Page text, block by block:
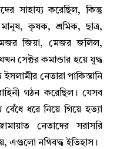
সাহায্য করেছিল, কিন্তু
মানুষ, কৃষক, শ্রমিক, ছাত্র,
জিয়া, মেজর জলিল,
সেক্টর কমান্ডার হয়ে যুদ্ধ
নেতারা পাকিস্তানি
গঠন করেছিল। যেসব
বেঁধে ধরে নিয়ে গিয়ে হত্যা
নেতাদের সরাসরি
এগুলো নথিবদ্ধ ইতিহাস।